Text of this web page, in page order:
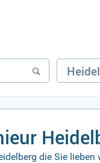
die Sie lieben